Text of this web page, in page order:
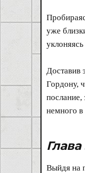
уже
Доставив
Гордону,
немного
Выйдя на